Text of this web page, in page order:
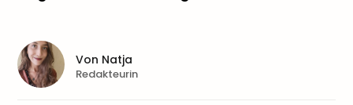
Von Natja
Redakteurin